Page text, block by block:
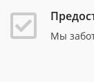
Мы